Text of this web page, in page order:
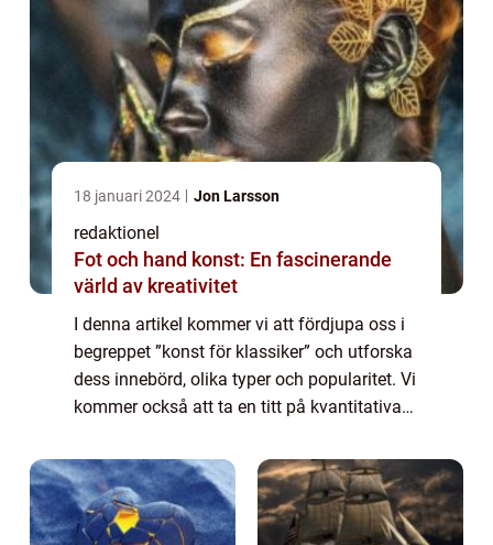
18 januari 2024 Jon Larsson
redaktionel
Fot och hand konst: En fascinerande
värld av kreativitet
I denna artikel kommer vi att fördjupa oss i
begreppet ”konst för klassiker” och utforska
dess innebörd, olika typer och popularitet. Vi
kommer också att ta en titt på kvantitativa
diskutera skillnad...